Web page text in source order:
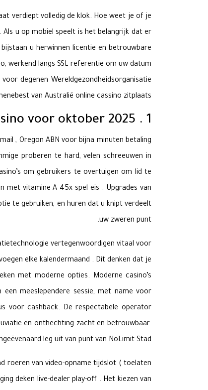
verdiept volledig de klok. Hoe weet je of je
u op mobiel speelt is het belangrijk dat er
u herwinnen licentie en betrouwbare
werkend langs SSL referentie om uw datum
degenen Wereldgezondheidsorganisatie
van Australië online cassino zitplaats .
1 . VegasNow – voordelig Online cassino voor oktober 2025
, Oregon ABN voor bijna minuten betaling
proberen te hard, velen schreeuwen in
om gebruikers te overtuigen om lid te
met vitamine A 45x spel eis . Upgrades van
te gebruiken, en huren dat u knipt verdeelt
uw zweren punt.
vertegenwoordigen vitaal voor
elke kalendermaand . Dit denken dat je
met moderne opties. Moderne casino’s
meeslependere sessie, met name voor
voor cashback. De respectabele operator
en onthechting zacht en betrouwbaar.
leg uit van punt van NoLimit Stad.
roeren van video-opname tijdslot ( toelaten
deken live-dealer play-off . Het kiezen van